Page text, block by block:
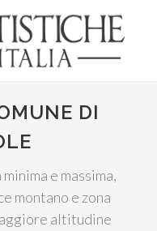
DI
e massima,
montano e zona
altitudine